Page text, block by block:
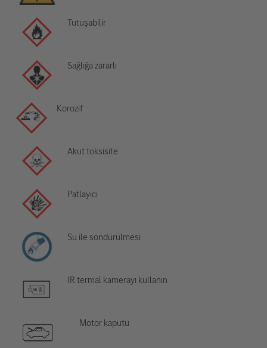
Tutuşabilir
Sağlığa zararlı
Korozif
Akut toksisite
Patlayıcı
Su ile söndürülmesi
IR termal kamerayı kullanın
Motor kaputu